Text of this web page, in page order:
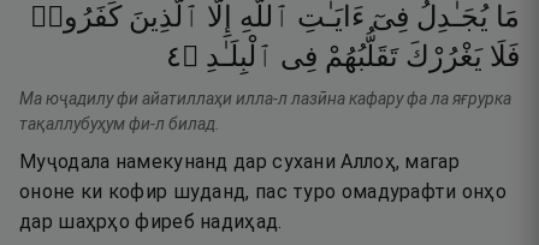
مَا يُجَـٰدِلُ فِىٓ ءَايَـٰتِ ٱللَّهِ إِلَّا ٱلَّذِينَ كَفَرُوا۟
فَلَا يَغْرُرْكَ تَقَلُّبُهُمْ فِى ٱلْبِلَـٰدِ ۝٤
Ма юҷадилу фи айатиллаҳи илла-л лазӣна кафару фа ла яғрурка
тақаллубуҳум фи-л билад.
Муҷодала намекунанд дар сухани Аллоҳ, магар
ононе ки кофир шуданд, пас туро омадурафти онҳо
дар шаҳрҳо фиреб надиҳад.